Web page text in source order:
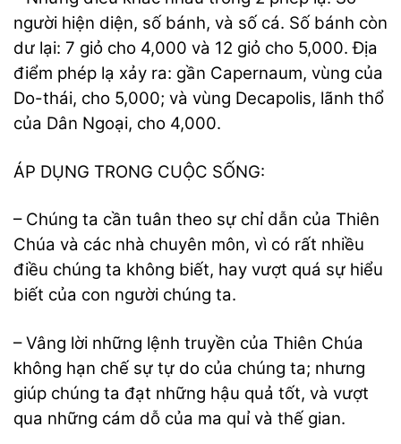
người hiện diện, số bánh, và số cá. Số bánh còn
dư lại: 7 giỏ cho 4,000 và 12 giỏ cho 5,000. Địa
điểm phép lạ xảy ra: gần Capernaum, vùng của
Do-thái, cho 5,000; và vùng Decapolis, lãnh thổ
của Dân Ngoại, cho 4,000.
ÁP DỤNG TRONG CUỘC SỐNG:
– Chúng ta cần tuân theo sự chỉ dẫn của Thiên
Chúa và các nhà chuyên môn, vì có rất nhiều
điều chúng ta không biết, hay vượt quá sự hiểu
biết của con người chúng ta.
– Vâng lời những lệnh truyền của Thiên Chúa
không hạn chế sự tự do của chúng ta; nhưng
giúp chúng ta đạt những hậu quả tốt, và vượt
qua những cám dỗ của ma quỉ và thế gian.